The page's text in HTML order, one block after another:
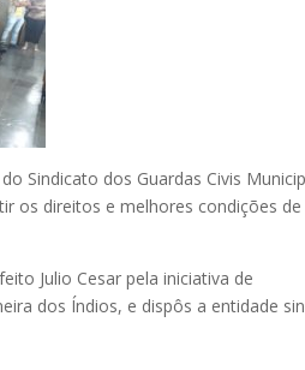
Sindicato dos Guardas Civis
os direitos e melhores condições de
Julio Cesar pela iniciativa de
dos Índios, e dispôs a entidade